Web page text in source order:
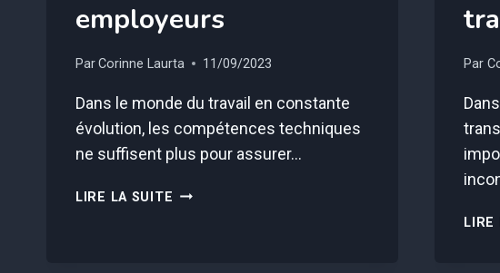
employeurs
ParCorinne Laurta 11/09/2023
Dans le monde du travail en constante
évolution, les compétences techniques
ne suffisent plus pour assurer…
LIRE LA SUITE LES
Par
LIRE